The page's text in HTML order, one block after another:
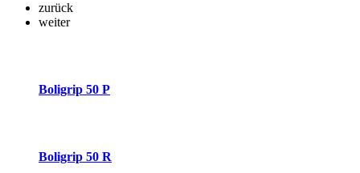
zurück
weiter
Boligrip 50 P
Boligrip 50 R